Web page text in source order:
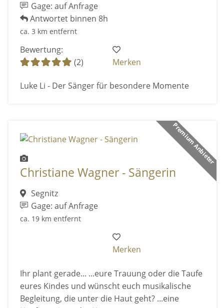
Gage: auf Anfrage
Antwortet binnen 8h
ca. 3 km entfernt
Bewertung:
(2)
Merken
Luke Li - Der Sänger für besondere Momente
Premium Anbieter
Christiane Wagner - Sängerin
Segnitz
Gage: auf Anfrage
ca. 19 km entfernt
Merken
Ihr plant gerade... ...eure Trauung oder die Taufe
eures Kindes und wünscht euch musikalische
Begleitung, die unter die Haut geht? ...eine